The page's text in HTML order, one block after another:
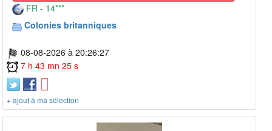
FR - 14***
Colonies britanniques
08-08-2026 à 20:26:27
7 h 43 mn 25 s
+ ajout à ma sélection